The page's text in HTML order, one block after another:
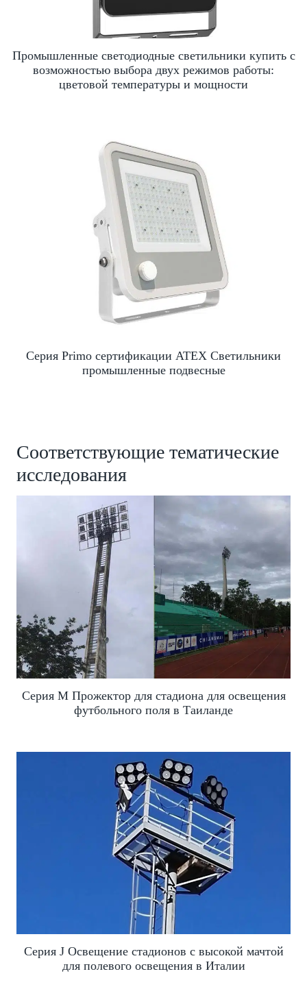
Промышленные светодиодные светильники купить с
возможностью выбора двух режимов работы:
цветовой температуры и мощности
Серия Primo сертификации ATEX Светильники
промышленные подвесные
Соответствующие тематические
исследования
Серия M Прожектор для стадиона для освещения
футбольного поля в Таиланде
Серия J Освещение стадионов с высокой мачтой
для полевого освещения в Италии